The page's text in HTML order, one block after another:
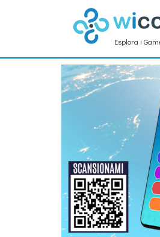
Esplora i